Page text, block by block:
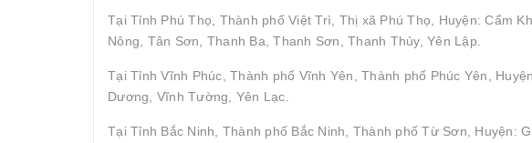
Tại Tỉnh Phú Thọ, Thành phố Việt Trì, Thị xã Phú Thọ, Huyện: Cẩm
Nông, Tân Sơn, Thanh Ba, Thanh Sơn, Thanh Thủy, Yên Lập.
Tại Tỉnh Vĩnh Phúc, Thành phố Vĩnh Yên, Thành phố Phúc Yên,
Dương, Vĩnh Tường, Yên Lạc.
Tại Tỉnh Bắc Ninh, Thành phố Bắc Ninh, Thành phố Từ Sơn, Huyện: